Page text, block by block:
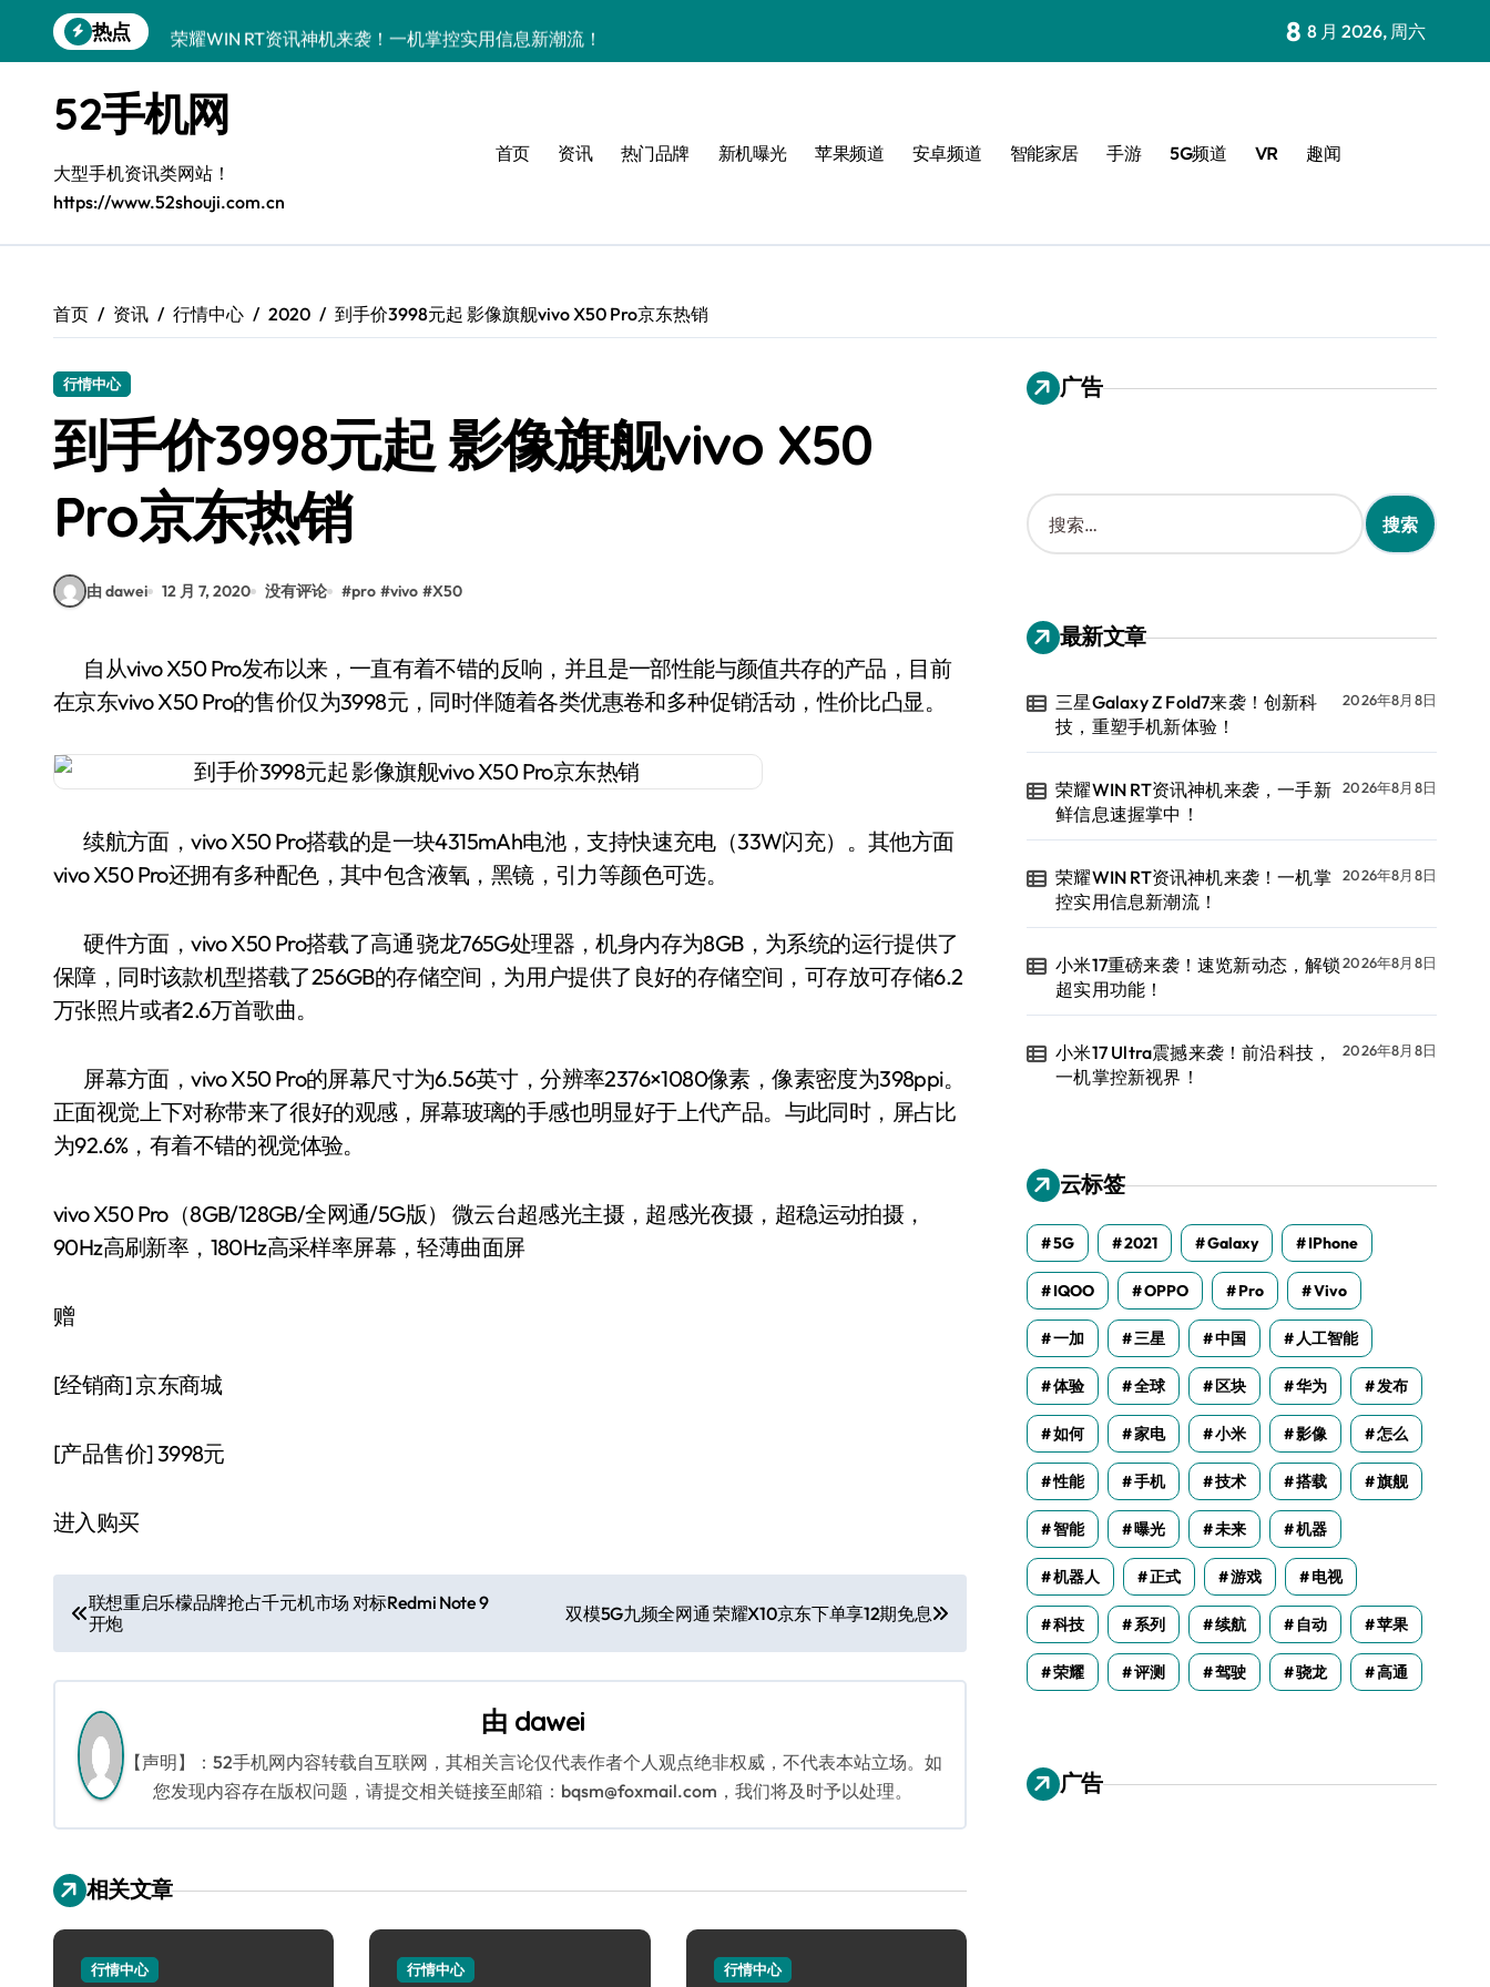
到
热点
荣耀WIN RT资讯神机来袭！一机掌控实用信息新潮流！
小米17 Ultra震撼来袭！前沿科技，一机掌控新视界！
vivo S50新机驾到！亮点全揭秘+实用技巧大放送！
荣耀Magic V6震撼来袭！一屏掌控，实用管家功能抢先体验！
OPPO Find X9震撼来袭！抢先揭秘新机资讯与超实用功能
荣耀Magic8 RSR深度揭秘：新功能炸场，优惠评测全打包！
8 8 月 2026, 周六
52手机网
大型手机资讯类网站！
https://www.52shouji.com.cn
首页 资讯 热门品牌 新机曝光 苹果频道 安卓频道 智能家居 手游 5G频道 VR 趣闻
首页 资讯 行情中心 2020 到手价3998元起 影像旗舰vivo X50 Pro京东热销
行情中心
到手价3998元起 影像旗舰vivo X50
Pro京东热销
由 dawei 12 月 7, 2020 没有评论 #pro #vivo #X50
自从vivo X50 Pro发布以来，一直有着不错的反响，并且是一部性能与颜值共存的产品，目前
在京东vivo X50 Pro的售价仅为3998元，同时伴随着各类优惠卷和多种促销活动，性价比凸显。
续航方面，vivo X50 Pro搭载的是一块4315mAh电池，支持快速充电（33W闪充）。其他方面
vivo X50 Pro还拥有多种配色，其中包含液氧，黑镜，引力等颜色可选。
硬件方面，vivo X50 Pro搭载了高通 骁龙765G处理器，机身内存为8GB，为系统的运行提供了
保障，同时该款机型搭载了256GB的存储空间，为用户提供了良好的存储空间，可存放可存储6.2
万张照片或者2.6万首歌曲。
屏幕方面，vivo X50 Pro的屏幕尺寸为6.56英寸，分辨率2376×1080像素，像素密度为398ppi。
正面视觉上下对称带来了很好的观感，屏幕玻璃的手感也明显好于上代产品。与此同时，屏占比
为92.6%，有着不错的视觉体验。
vivo X50 Pro（8GB/128GB/全网通/5G版） 微云台超感光主摄，超感光夜摄，超稳运动拍摄，
90Hz高刷新率，180Hz高采样率屏幕，轻薄曲面屏
赠
[经销商]京东商城
[产品售价]3998元
进入购买
文
章
导
航
联想重启乐檬品牌抢占千元机市场 对标Redmi Note 9
开炮
双模5G九频全网通 荣耀X10京东下单享12期免息
由 dawei
【声明】：52手机网内容转载自互联网，其相关言论仅代表作者个人观点绝非权威，不代表本站立场。如
您发现内容存在版权问题，请提交相关链接至邮箱：bqsm@foxmail.com，我们将及时予以处理。
相关文章
行情中心 行情中心 行情中心
广告
搜
索
：
最新文章
三星Galaxy Z Fold7来袭！创新科
技，重塑手机新体验！
2026年8月8日
荣耀WIN RT资讯神机来袭，一手新
鲜信息速握掌中！
2026年8月8日
荣耀WIN RT资讯神机来袭！一机掌
控实用信息新潮流！
2026年8月8日
小米17重磅来袭！速览新动态，解锁
超实用功能！
2026年8月8日
小米17 Ultra震撼来袭！前沿科技，
一机掌控新视界！
2026年8月8日
云标签
5G 2021 Galaxy IPhone
IQOO OPPO Pro Vivo
一加 三星 中国 人工智能
体验 全球 区块 华为 发布
如何 家电 小米 影像 怎么
性能 手机 技术 搭载 旗舰
智能 曝光 未来 机器
机器人 正式 游戏 电视
科技 系列 续航 自动 苹果
荣耀 评测 驾驶 骁龙 高通
广告